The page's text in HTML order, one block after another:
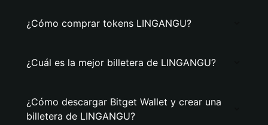
¿Cómo comprar tokens LINGANGU?
¿Cuál es la mejor billetera de LINGANGU?
¿Cómo descargar Bitget Wallet y crear una
billetera de LINGANGU?